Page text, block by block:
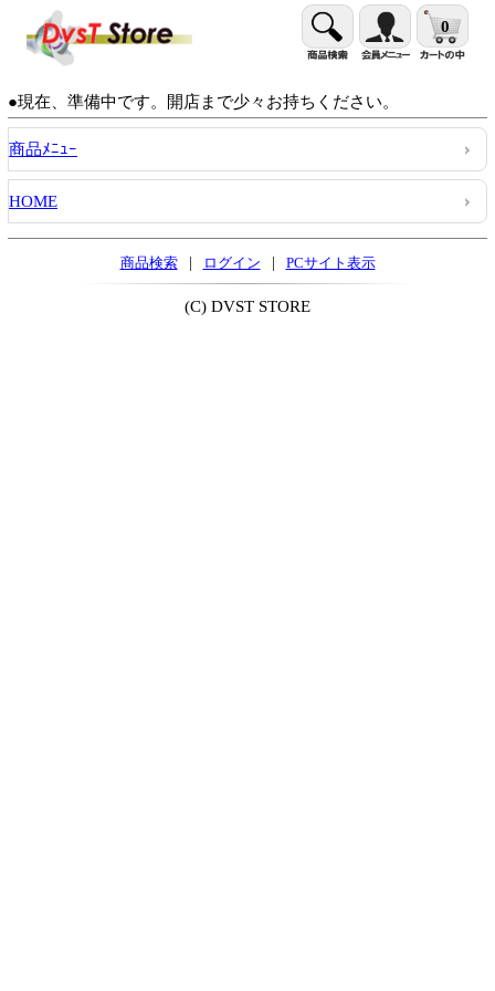
0
●現在、準備中です。開店まで少々お持ちください。
商品ﾒﾆｭｰ
HOME
商品検索 | ログイン | PCサイト表示
(C) DVST STORE